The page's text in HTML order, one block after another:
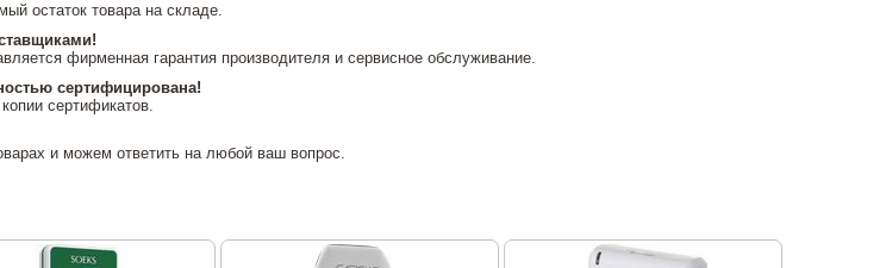
остаток товара на складе.
фирменная гарантия производителя и сервисное обслуживание.
сертифицирована!
сертификатов.
и можем ответить на любой ваш вопрос.